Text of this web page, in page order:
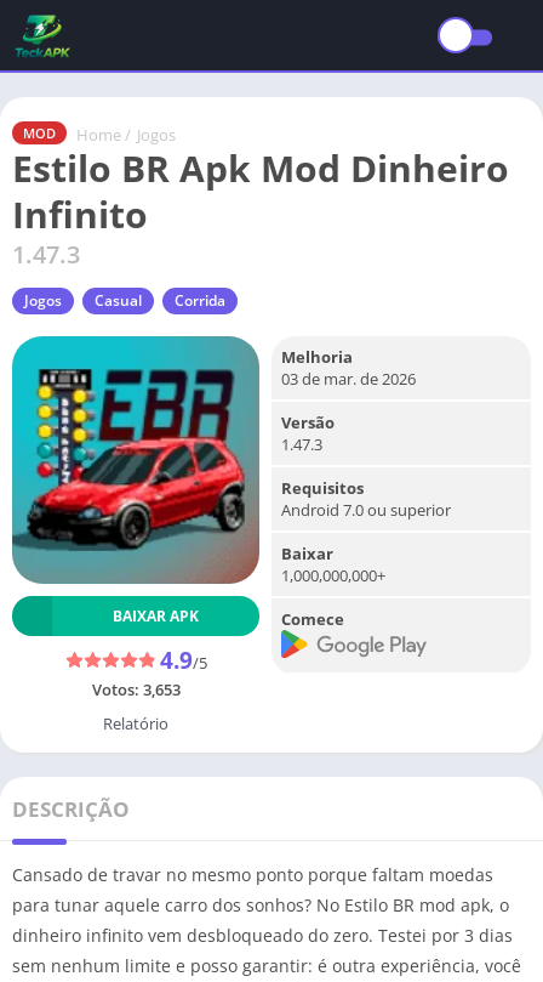
MOD Home / Jogos
Estilo BR Apk Mod Dinheiro
Infinito
1.47.3
Jogos Casual Corrida
BAIXAR APK
4.9/5
Votos: 3,653
Relatório
Melhoria
03 de mar. de 2026
Versão
1.47.3
Requisitos
Android 7.0 ou superior
Baixar
1,000,000,000+
Comece
DESCRIÇÃO
Cansado de travar no mesmo ponto porque faltam moedas
para tunar aquele carro dos sonhos? No Estilo BR mod apk, o
dinheiro infinito vem desbloqueado do zero. Testei por 3 dias
sem nenhum limite e posso garantir: é outra experiência, você